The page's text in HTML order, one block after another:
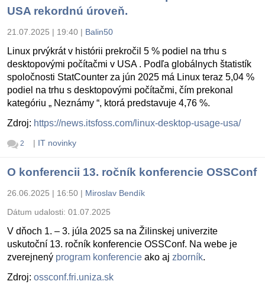
USA rekordnú úroveň.
21.07.2025 | 19:40 | Balin50
Linux prvýkrát v histórii prekročil 5 % podiel na trhu s
desktopovými počítačmi v USA . Podľa globálnych štatistík
spoločnosti StatCounter za jún 2025 má Linux teraz 5,04 %
podiel na trhu s desktopovými počítačmi, čím prekonal
kategóriu „ Neznámy “, ktorá predstavuje 4,76 %.
Zdroj: https://news.itsfoss.com/linux-desktop-usage-usa/
2 | IT novinky
O konferencii 13. ročník konferencie OSSConf
26.06.2025 | 16:50 | Miroslav Bendík
Dátum udalosti: 01.07.2025
V dňoch 1. – 3. júla 2025 sa na Žilinskej univerzite
uskutoční 13. ročník konferencie OSSConf. Na webe je
zverejnený program konferencie ako aj zborník.
Zdroj: ossconf.fri.uniza.sk